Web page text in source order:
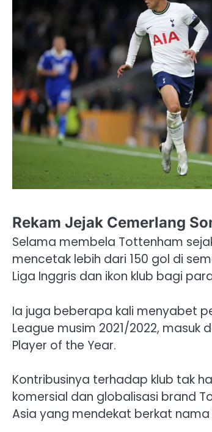
Rekam Jejak Cemerlang
Selama membela Tottenham
mencetak lebih dari 150 gol di
Liga Inggris dan ikon klub bagi
Ia juga beberapa kali menyabet
League musim 2021/2022, masuk
Player of the Year.
Kontribusinya terhadap klub tak
komersial dan globalisasi brand
Asia yang mendekat berkat nama